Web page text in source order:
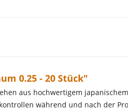
0.25 - 20 Stück"
aus hochwertigem
während und nach der